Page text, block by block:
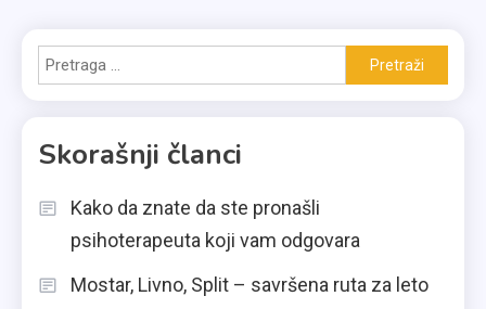
Pretraga
za:
Skorašnji članci
Kako da znate da ste pronašli
psihoterapeuta koji vam odgovara
Mostar, Livno, Split – savršena ruta za leto